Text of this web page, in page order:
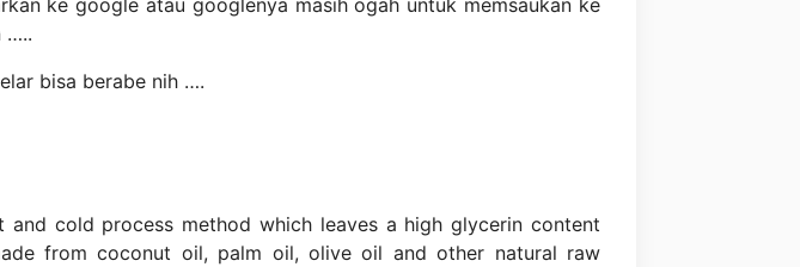
ke google atau googlenya masih ogah untuk memsaukan ke
…..
bisa berabe nih ….
cold process method which leaves a high glycerin content
from coconut oil, palm oil, olive oil and other natural raw